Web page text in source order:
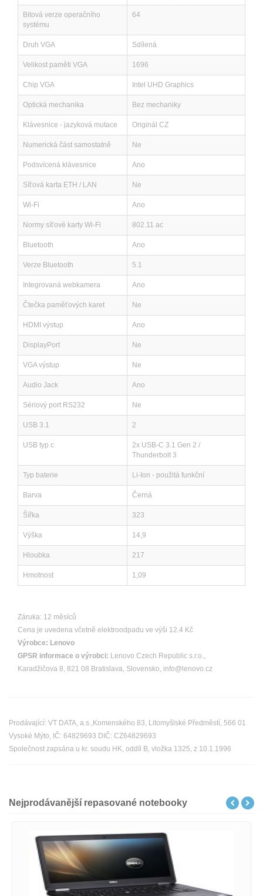
Bitová verze operačního
systému
64
Druh VGA Sdílená
Velikost paměti VGA 1696
Chip VGA Intel UHD Graphics
Optická mechanika Bez mechaniky
Klávesnice - jazyková mutace Originál CZ
Numerická část samostatně Ne
Podsvícená klávesnice Ano
Síťová karta ETH / LAN Ne
Wi-Fi Ano
Normy síťové karty Wi-Fi 802.11 ac
Bluetooth Ano
Verze Bluetooth 5.1
Integrovaná webkamera Ano
Čtečka paměťových karet Ne
HDMI výstup Ano
DisplayPort Ne
VGA výstup Ne
Audio Jack Ano
Sériový port RS232 Ne
USB 3.1 2
USB typ c
2x USB-C 3.1 Gen 2 /
Thunderbolt 3
Typ baterie Li-Ion - použitá funkční
Barva Černá
Šířka 323
Výška 14,9
Hloubka 217
Hmotnost 1,09
Záruka: 12 měsíců
Cena je uvedena včetně elektroodpadu ve výši 12.4 Kč
Výrobce: Lenovo
GPSR informace o výrobci: Lenovo Czech Republic s.r.o.,
Karadžičova 8, 821 08 Bratislava, Slovensko, info@lenovo.cz
Prodávající: VT DATA, a.s.,Komenského 83, Litomyšlské Předměstí, 566 01
Vysoké Mýto, IČ: 64829693 DIČ: CZ64829693
Společnost zapsána u kr. soudu HK, oddíl B, vložka 1325, z 10.1.1996
Nejprodávanější repasované notebooky